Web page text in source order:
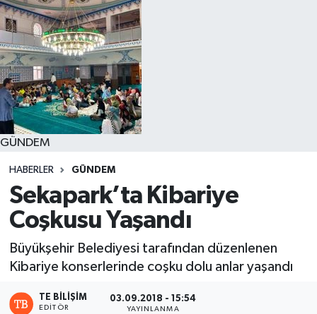
GÜNDEM
HABERLER GÜNDEM
Sekapark’ta Kibariye
Coşkusu Yaşandı
Büyükşehir Belediyesi tarafından düzenlenen
Kibariye konserlerinde coşku dolu anlar yaşandı
TE BILIŞIM
EDITÖR
03.09.2018 - 15:54
YAYINLANMA